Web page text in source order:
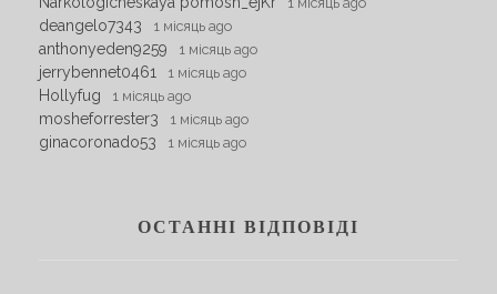
deangelo7343 1 місяць ago
anthonyeden9259 1 місяць ago
jerrybennet0461 1 місяць ago
Hollyfug 1 місяць ago
mosheforrester3 1 місяць ago
ginacoronado53 1 місяць ago
ОСТАННІ ВІДПОВІДІ